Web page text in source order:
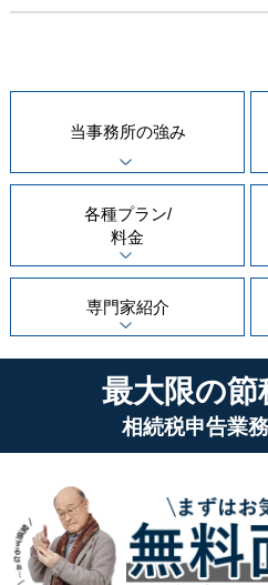
当事務所の強み
各種プラン/
料金
専門家紹介
最大限の節
相続税申告業